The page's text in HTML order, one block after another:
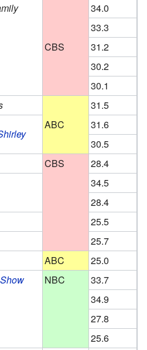
CBS
34.0
33.3
31.2
30.2
30.1
ABC
31.5
31.6
30.5
CBS
28.4
34.5
28.4
25.5
25.7
ABC
25.0
NBC
33.7
34.9
27.8
25.6